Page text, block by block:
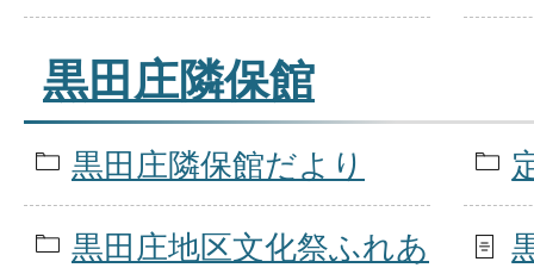
黒田庄隣保館
黒田庄隣保館だより
黒田庄地区文化祭ふれあ